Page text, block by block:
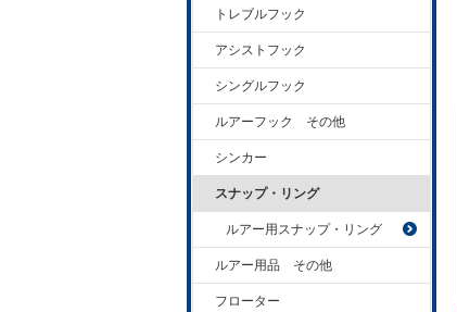
トレブルフック
アシストフック
シングルフック
ルアーフック その他
シンカー
スナップ・リング
ルアー用スナップ・リング
ルアー用品 その他
フローター